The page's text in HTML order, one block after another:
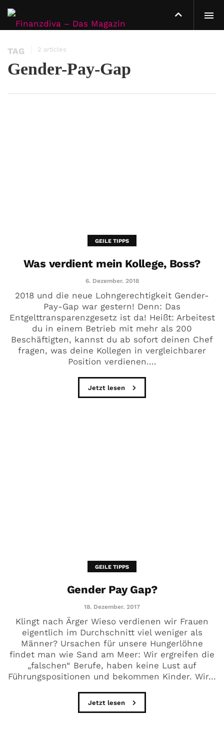
TAG 2 articles
Gender-Pay-Gap
GEILE TIPPS
Was verdient mein Kollege, Boss?
6. Dezember. 2018
2018 und die neue Lohngerechtigkeit Gender-
Pay-Gap war gestern! Denn: Das
Entgelttransparenzgesetz ist da! Heißt: Arbeitest
du in einem Betrieb mit mehr als 200
Beschäftigten, kannst du ab sofort deinen Chef
fragen, was deine Kollegen in vergleichbarer
Position verdienen....
Jetzt lesen
GEILE TIPPS
Gender Pay Gap?
18. Dezember. 2017
Klingt nach Ärger Wieso verdienen wir Frauen
eigentlich im Durchschnitt viel weniger als
Männer? Ursachen für unsere Hungerlöhne
findet man wie Sand am Meer: Wir ergreifen die
„falschen“ Berufe, haben keine Lust auf
Führungspositionen und bekommen Kinder. Wir...
Jetzt lesen